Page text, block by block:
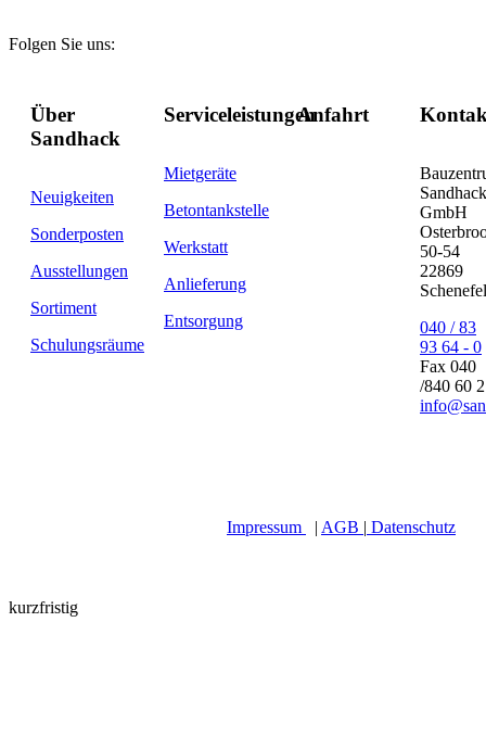
Folgen Sie uns:
Über
Sandhack
Neuigkeiten
Sonderposten
Ausstellungen
Sortiment
Schulungsräume
Serviceleistungen
Mietgeräte
Betontankstelle
Werkstatt
Anlieferung
Entsorgung
Anfahrt
Sandhack
GmbH
50-54
22869
040 / 83
93 64 - 0
Fax 040
/840 60
Impressum | AGB | Datenschutz
kurzfristig